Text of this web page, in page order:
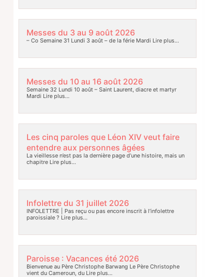
Messes du 3 au 9 août 2026
– Co Semaine 31 Lundi 3 août – de la férie Mardi Lire plus…
Messes du 10 au 16 août 2026
Semaine 32 Lundi 10 août – Saint Laurent, diacre et martyr
Mardi Lire plus…
Les cinq paroles que Léon XIV veut faire
entendre aux personnes âgées
La vieillesse n’est pas la dernière page d’une histoire, mais un
chapitreLire plus…
Infolettre du 31 juillet 2026
INFOLETTRE | Pas reçu ou pas encore inscrit à l’infolettre
paroissiale ? Lire plus…
Paroisse : Vacances été 2026
Bienvenue au Père Christophe Barwang Le Père Christophe
vient du Cameroun, duLire plus…